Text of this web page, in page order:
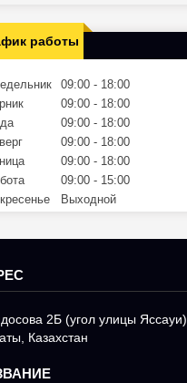
работы
09:00
18:00
09:00
18:00
09:00
18:00
09:00
18:00
09:00
18:00
09:00
15:00
Выходной
2Б (угол улицы Яссауи),
Казахстан